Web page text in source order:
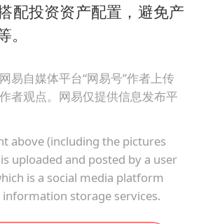
配投资资产配置，避免产
易自媒体平台“网易号”作者上传
者观点。网易仅提供信息发布平
above (including the pictures
uploaded and posted by a user
is a social media platform
storage services.